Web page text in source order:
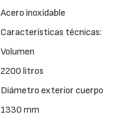
Acero inoxidable
Características técnicas:
Volumen
2200 litros
Diámetro exterior cuerpo
1330 mm